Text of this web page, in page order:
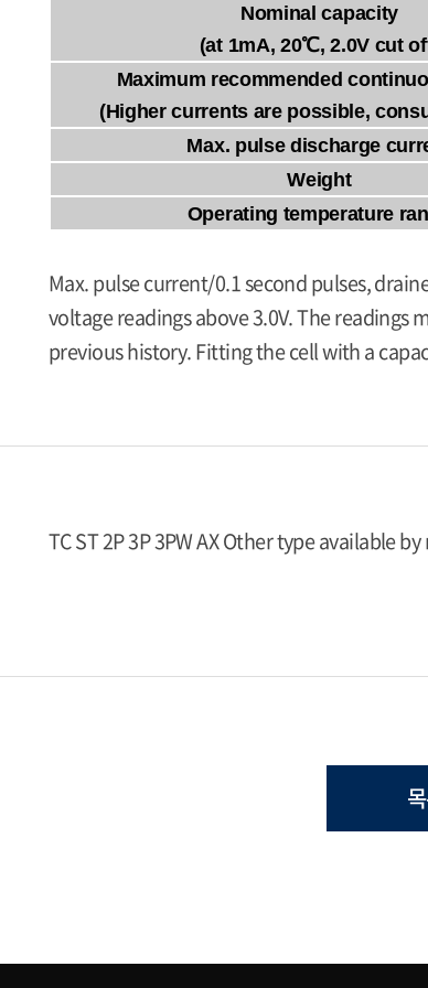
Nominal capacity
(at 1mA, 20℃, 2.0V cut
Maximum recommended
(Higher currents are possible,
Max. pulse discharge
Weight
Operating temperature
Max. pulse current/0.1 second pulses,
voltage readings above 3.0V. The
previous history. Fitting the cell with a
TC ST 2P 3P 3PW AX Other type available